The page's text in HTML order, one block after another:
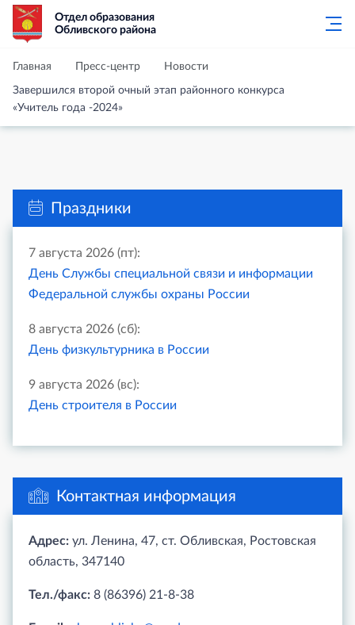
Отдел образования
Обливского района
Главная Пресс-центр Новости
Завершился второй очный этап районного конкурса
«Учитель года -2024»
Праздники
7 августа 2026 (пт):
День Службы специальной связи и информации
Федеральной службы охраны России
8 августа 2026 (сб):
День физкультурника в России
9 августа 2026 (вс):
День строителя в России
Контактная информация
Адрес: ул. Ленина, 47, ст. Обливская, Ростовская
область, 347140
Тел./факс: 8 (86396) 21-8-38